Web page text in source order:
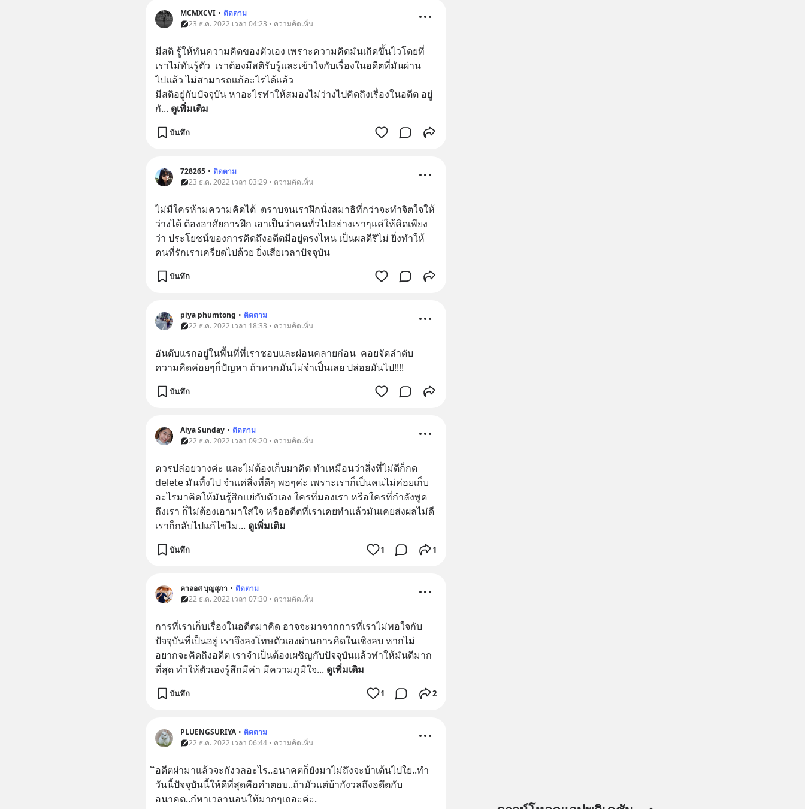
MCMXCVI • ติดตาม
23 ธ.ค. 2022 เวลา 04:23 • ความคิดเห็น
มีสติ รู้ให้ทันความคิดของตัวเอง เพราะความคิดมันเกิดขึ้นไวโดยที่
เราไม่ทันรู้ตัว  เราต้องมีสติรับรู้เเละเข้าใจกับเรื่องในอดีตที่มันผ่าน
ไปเเล้ว ไม่สามารถเเก้อะไรได้เเล้ว
มีสติอยู่กับปัจจุบัน หาอะไรทำให้สมองไม่ว่างไปคิดถึงเรื่องในอดีต อยู่
กั... ดูเพิ่มเติม
บันทึก
728265 • ติดตาม
23 ธ.ค. 2022 เวลา 03:29 • ความคิดเห็น
ไม่มีใครห้ามความคิดได้  ตราบจนเราฝึกนั่งสมาธิที่กว่าจะทำจิตใจให้
ว่างได้ ต้องอาศัยการฝึก เอาเป็นว่าคนทั่วไปอย่างเราๆแค่ให้คิดเพียง
ว่า ประโยชน์ของการคิดถึงอดีตมีอยู่ตรงไหน เป็นผลดีรึไม่ ยิ่งทำให้
คนที่รักเราเครียดไปด้วย ยิ่งเสียเวลาปัจจุบัน
บันทึก
piya phumtong • ติดตาม
22 ธ.ค. 2022 เวลา 18:33 • ความคิดเห็น
อันดับแรกอยู่ในพื้นที่ที่เราชอบและผ่อนคลายก่อน  คอยจัดลำดับ
ความคิดค่อยๆก็ปัญหา ถ้าหากมันไม่จำเป็นเลย ปล่อยมันไป!!!!
บันทึก
Aiya Sunday • ติดตาม
22 ธ.ค. 2022 เวลา 09:20 • ความคิดเห็น
ควรปล่อยวางค่ะ และไม่ต้องเก็บมาคิด ทำเหมือนว่าสิ่งที่ไม่ดีก็กด
delete มันทิ้งไป จำแค่สิ่งที่ดีๆ พอๆค่ะ เพราะเราก็เป็นคนไม่ค่อยเก็บ
อะไรมาคิดให้มันรู้สึกแย่กับตัวเอง ใครที่มองเรา หรือใครที่กำลังพูด
ถึงเรา ก็ไม่ต้องเอามาใส่ใจ หรืออดีตที่เราเคยทำแล้วมันเคยส่งผลไม่ดี
เราก็กลับไปแก้ไขไม... ดูเพิ่มเติม
บันทึก 1 1
คาลอส บุญสุภา • ติดตาม
22 ธ.ค. 2022 เวลา 07:30 • ความคิดเห็น
การที่เราเก็บเรื่องในอดีตมาคิด อาจจะมาจากการที่เราไม่พอใจกับ
ปัจจุบันที่เป็นอยู่ เราจึงลงโทษตัวเองผ่านการคิดในเชิงลบ หากไม่
อยากจะคิดถึงอดีต เราจำเป็นต้องเผชิญกับปัจจุบันแล้วทำให้มันดีมาก
ที่สุด ทำให้ตัวเองรู้สึกมีค่า มีความภูมิใจ... ดูเพิ่มเติม
บันทึก 1 2
PLUENGSURIYA • ติดตาม
22 ธ.ค. 2022 เวลา 06:44 • ความคิดเห็น
ิอดีตผ่ามาแล้วจะกังวลอะไร..อนาคตก็ยังมาไม่ถึงจะบ้าเต้นไปใย..ทำ
วันนี้ปัจจุบันนี้ให้ดีที่สุดคือคำตอบ..ถ้ามัวแต่บ้ากังวลถึงอดึตกับ
อนาคต..ก๋หาเวลานอนให้มากๆเถอะค่ะ.